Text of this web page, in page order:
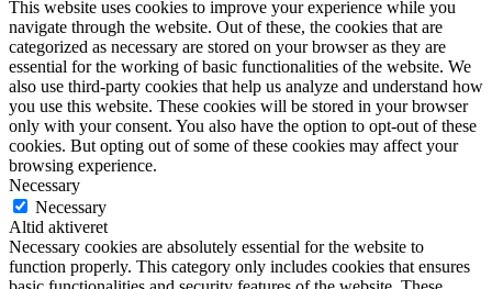
This website uses cookies to improve your experience while you
navigate through the website. Out of these, the cookies that are
categorized as necessary are stored on your browser as they are
essential for the working of basic functionalities of the website. We
also use third-party cookies that help us analyze and understand how
you use this website. These cookies will be stored in your browser
only with your consent. You also have the option to opt-out of these
cookies. But opting out of some of these cookies may affect your
browsing experience.
Necessary
Necessary
Altid aktiveret
Necessary cookies are absolutely essential for the website to
function properly. This category only includes cookies that ensures